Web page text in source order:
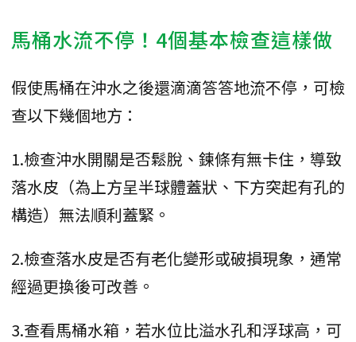
馬桶水流不停！4個基本檢查這樣做
假使馬桶在沖水之後還滴滴答答地流不停，可檢
查以下幾個地方：
1.檢查沖水開關是否鬆脫、鍊條有無卡住，導致
落水皮（為上方呈半球體蓋狀、下方突起有孔的
構造）無法順利蓋緊。
2.檢查落水皮是否有老化變形或破損現象，通常
經過更換後可改善。
3.查看馬桶水箱，若水位比溢水孔和浮球高，可